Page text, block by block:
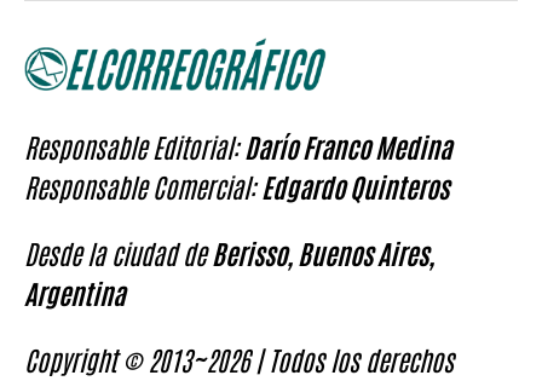
Responsable Editorial:Darío Franco Medina
Responsable Comercial:Edgardo Quinteros
Desde la ciudad deBerisso, Buenos Aires,
Argentina
Copyright © 2013~2026 | Todos los derechos